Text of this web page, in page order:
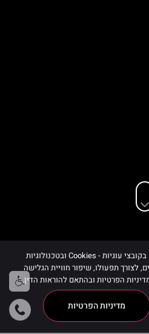
לידיעתכם, האתר עושה שימוש בקובצי עוגיות - Cookies ובטכנולוגיות
לצורך תפעולו, שיפור חוויית הגלישה
הפרטיות ובהתאם להוראות הדין.
מדיניות הפרטיות